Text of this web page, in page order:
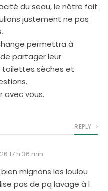
du seau, le nôtre fait
justement ne pas
permettra à
partager leur
toilettes sèches et
avec vous.
REPLY
17 h 36 min
mignons les loulou
pas de pq lavage à l